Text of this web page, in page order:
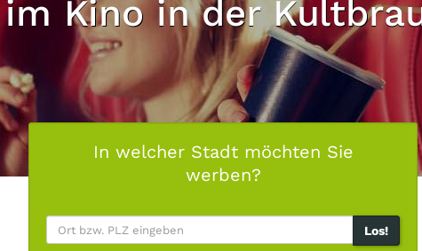
Kino in der
In welcher Stadt möchten Sie
werben?
Los!